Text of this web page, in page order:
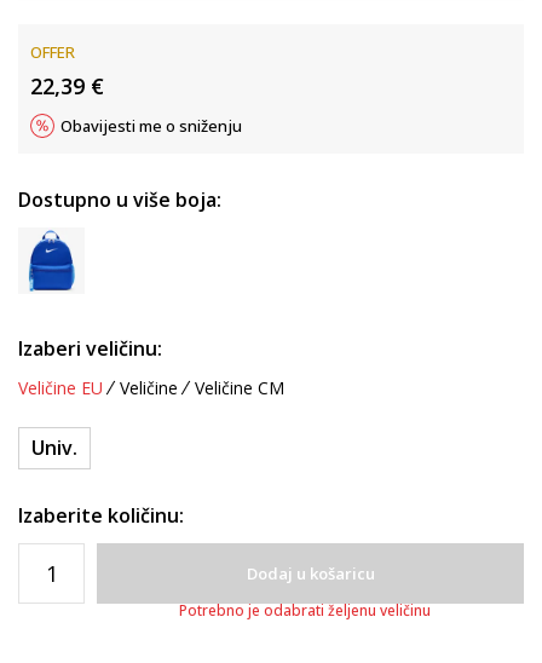
OFFER
22,39 €
Obavijesti me o sniženju
Dostupno u više boja:
Izaberi veličinu:
Veličine EU Veličine Veličine CM
Univ.
Izaberite količinu:
Dodaj u košaricu
Potrebno je odabrati željenu veličinu